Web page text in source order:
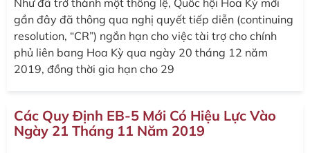
gần đây đã thông qua nghị quyết tiếp diễn (continuing
resolution, “CR”) ngắn hạn cho việc tài trợ cho chính
phủ liên bang Hoa Kỳ qua ngày 20 tháng 12 năm
2019, đồng thời gia hạn cho 29
Các Quy Định EB-5 Mới Có Hiệu Lực Vào
Ngày 21 Tháng 11 Năm 2019